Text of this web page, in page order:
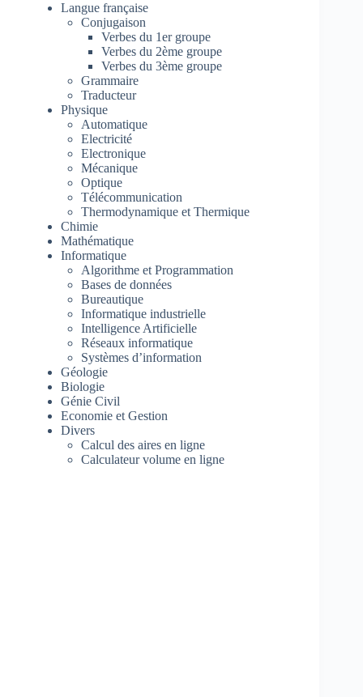
Langue française
Conjugaison
Verbes du 1er groupe
Verbes du 2ème groupe
Verbes du 3ème groupe
Grammaire
Traducteur
Physique
Automatique
Electricité
Electronique
Mécanique
Optique
Télécommunication
Thermodynamique et Thermique
Chimie
Mathématique
Informatique
Algorithme et Programmation
Bases de données
Bureautique
Informatique industrielle
Intelligence Artificielle
Réseaux informatique
Systèmes d’information
Géologie
Biologie
Génie Civil
Economie et Gestion
Divers
Calcul des aires en ligne
Calculateur volume en ligne